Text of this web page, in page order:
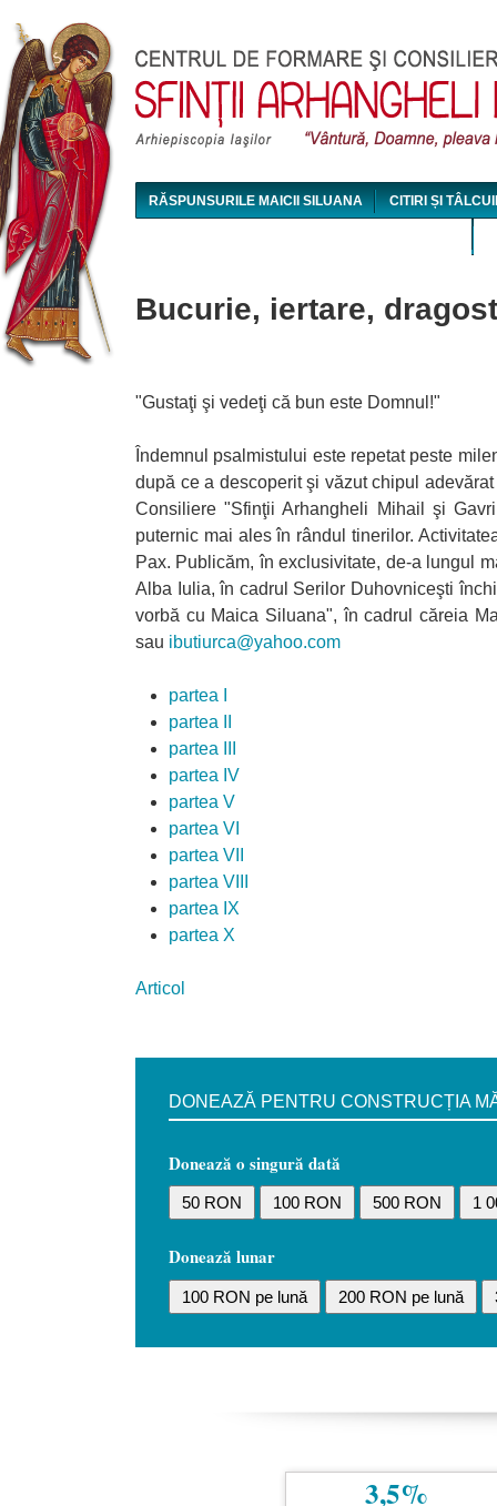
RĂSPUNSURILE MAICII SILUANA CITIRI ȘI
Bucurie, iertare,
"Gustaţi şi vedeţi că bun este Domnul!"
Îndemnul psalmistului este repetat peste
după ce a descoperit şi văzut chipul
Consiliere "Sfinţii Arhangheli Mihail şi
puternic mai ales în rândul tinerilor.
Pax. Publicăm, în exclusivitate, de-a lungul
Alba Iulia, în cadrul Serilor Duhovniceşti
vorbă cu Maica Siluana", în cadrul căreia
sau ibutiurca@yahoo.com
partea I
partea II
partea III
partea IV
partea V
partea VI
partea VII
partea VIII
partea IX
partea X
Articol
DONEAZĂ PENTRU CONSTRUCȚIA
Donează o singură dată
50 RON 100 RON 500 RON 1
Donează lunar
100 RON pe lună 200 RON pe lună
3,5%